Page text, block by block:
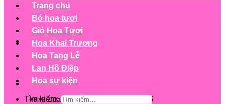
+979 Cửa hàng trên 63 tỉnh/ thành phố
Trang chủ
Bó hoa tươi
Giỏ Hoa Tươi
Hoa Khai Trương
Hoa Tang Lễ
Lan Hồ Điệp
Hoa sự kiện
Tìm kiếm: